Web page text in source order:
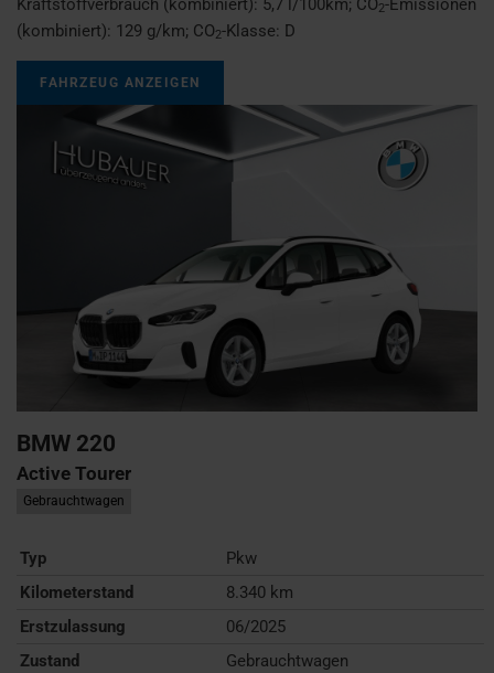
2
(kombiniert): 129 g/km; CO2-Klasse: D
FAHRZEUG ANZEIGEN
BMW 220
Active Tourer
Gebrauchtwagen
Typ
Pkw
Kilometerstand
8.340 km
Erstzulassung
06/2025
Zustand
Gebrauchtwagen